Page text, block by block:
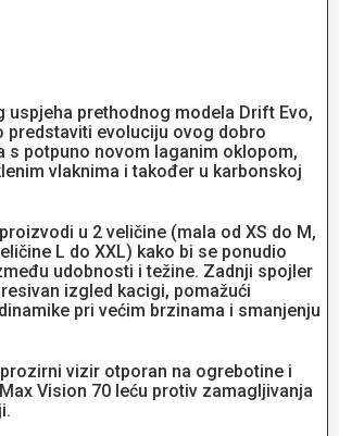
uspjeha prethodnog modela Drift Evo,
predstaviti evoluciju ovog dobro
s potpuno novom laganim oklopom,
vlaknima i također u karbonskoj
u 2 veličine (mala od XS do M,
L do XXL) kako bi se ponudio
udobnosti i težine. Zadnji spojler
izgled kacigi, pomažući
pri većim brzinama i smanjenju
prozirni vizir otporan na ogrebotine i
Vision 70 leću protiv zamagljivanja